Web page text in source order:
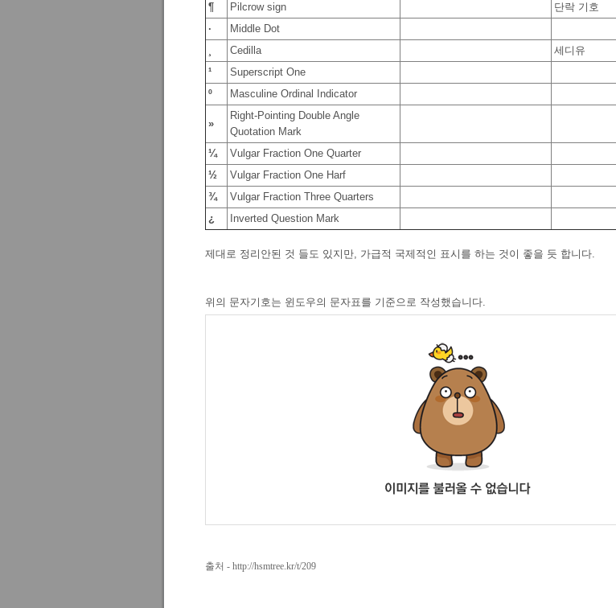
¶
Pilcrow sign
단락 기호
·
Middle Dot
Cedilla
세디유
¹
Superscript One
º
Masculine Ordinal Indicator
»
Right-Pointing Double Angle
Quotation Mark
¼
Vulgar Fraction One Quarter
½
Vulgar Fraction One Harf
¾
Vulgar Fraction Three Quarters
¿
Inverted Question Mark
제대로 정리안된 것 들도 있지만, 가급적 국제적인 표시를 하는 것이 좋을 듯 합니다.
위의 문자기호는 윈도우의 문자표를 기준으로 작성했습니다.
출처 - http://hsmtree.kr/t/209